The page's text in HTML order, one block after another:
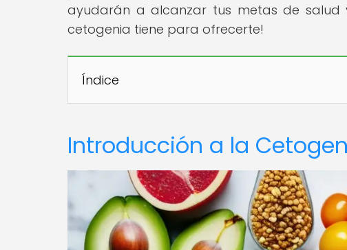
ayudarán a alcanzar tus metas de salud
cetogenia tiene para ofrecerte!
Índice
Introducción a la